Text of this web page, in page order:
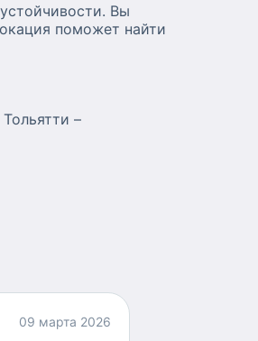
Вы
поможет найти
–
09 марта 2026